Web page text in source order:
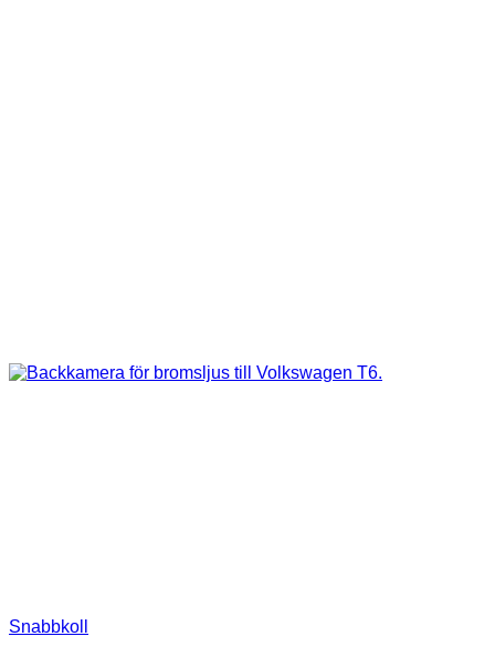
Snabbkoll